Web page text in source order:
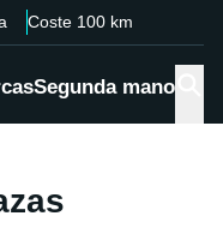
Coste 100 km
Segunda mano